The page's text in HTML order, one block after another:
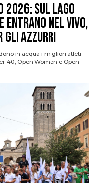
2026: sul Lago
entrano nel vivo,
gli azzurri
in acqua i migliori atleti
40, Open Women e Open